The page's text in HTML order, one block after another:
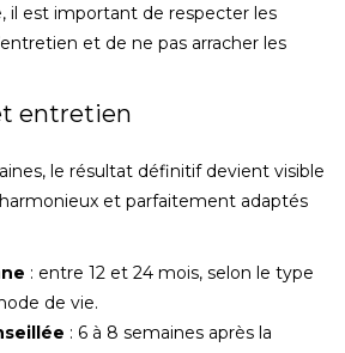
il est important de respecter les
et de ne pas arracher les
entretien
le résultat définitif devient visible
et parfaitement adaptés
: entre 12 et 24 mois, selon le type
de vie.
: 6 à 8 semaines après la